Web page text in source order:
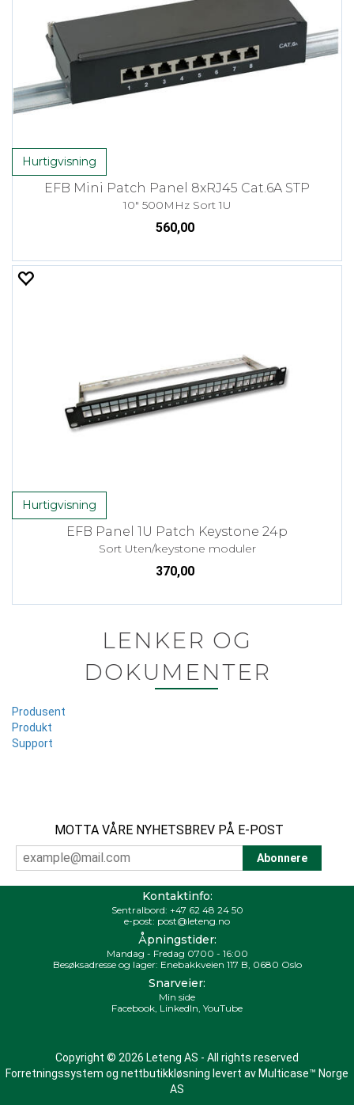
Hurtigvisning
EFB Mini Patch Panel 8xRJ45 Cat.6A STP
10" 500MHz Sort 1U
560,00
Hurtigvisning
EFB Panel 1U Patch Keystone 24p
Sort Uten/keystone moduler
370,00
LENKER OG
DOKUMENTER
Produsent
Produkt
Support
MOTTA VÅRE NYHETSBREV PÅ E-POST
Kontaktinfo:
Sentralbord: +47 62 48 24 50
e-post: post@leteng.no
Åpningstider:
Mandag - Fredag 0700 - 16:00
Besøksadresse og lager: Enebakkveien 117 B, 0680 Oslo
Snarveier:
Min side
Facebook LinkedIn YouTube
Copyright © 2026 Leteng AS - All rights reserved
Forretningssystem og nettbutikkløsning levert av Multicase™ Norge
AS